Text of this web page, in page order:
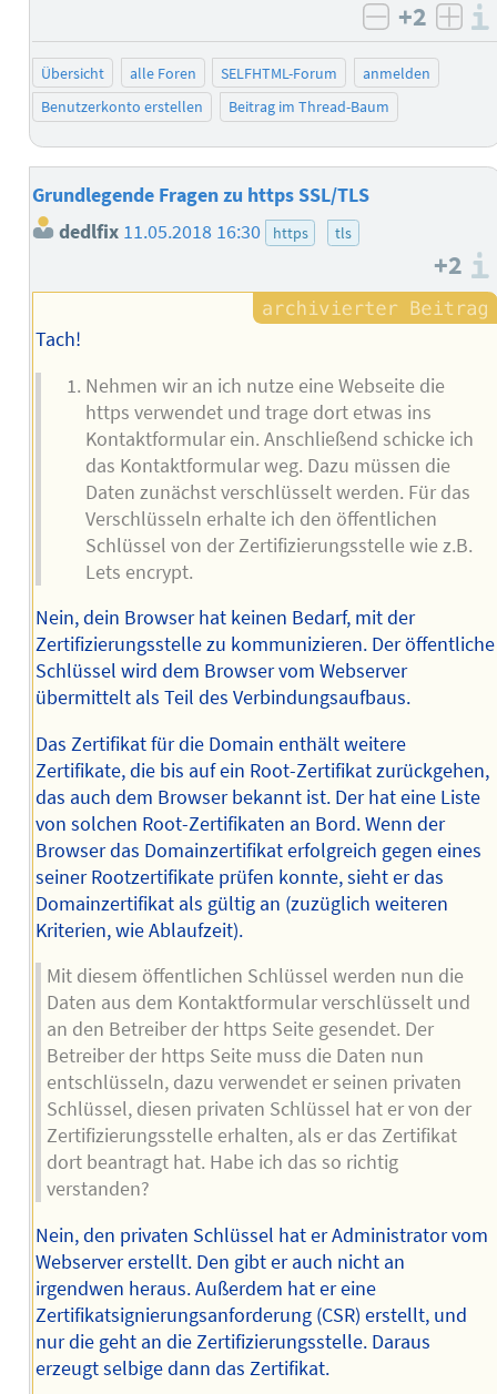
negativ
+2
Übersicht alle Foren SELFHTML-Forum
anmelden
Benutzerkonto erstellen
Beitrag im Thread-Baum
Grundlegende Fragen zu https SSL/TLS
dedlfix 11.05.2018 16:30 https tls
+2
Tach!
Nehmen wir an ich nutze eine Webseite die
https verwendet und trage dort etwas ins
Kontaktformular ein. Anschließend schicke ich
das Kontaktformular weg. Dazu müssen die
Daten zunächst verschlüsselt werden. Für das
Verschlüsseln erhalte ich den öffentlichen
Schlüssel von der Zertifizierungsstelle wie z.B.
Lets encrypt.
Nein, dein Browser hat keinen Bedarf, mit der
Zertifizierungsstelle zu kommunizieren. Der öffentliche
Schlüssel wird dem Browser vom Webserver
übermittelt als Teil des Verbindungsaufbaus.
Das Zertifikat für die Domain enthält weitere
Zertifikate, die bis auf ein Root-Zertifikat zurückgehen,
das auch dem Browser bekannt ist. Der hat eine Liste
von solchen Root-Zertifikaten an Bord. Wenn der
Browser das Domainzertifikat erfolgreich gegen eines
seiner Rootzertifikate prüfen konnte, sieht er das
Domainzertifikat als gültig an (zuzüglich weiteren
Kriterien, wie Ablaufzeit).
Mit diesem öffentlichen Schlüssel werden nun die
Daten aus dem Kontaktformular verschlüsselt und
an den Betreiber der https Seite gesendet. Der
Betreiber der https Seite muss die Daten nun
entschlüsseln, dazu verwendet er seinen privaten
Schlüssel, diesen privaten Schlüssel hat er von der
Zertifizierungsstelle erhalten, als er das Zertifikat
dort beantragt hat. Habe ich das so richtig
verstanden?
Nein, den privaten Schlüssel hat er Administrator vom
Webserver erstellt. Den gibt er auch nicht an
irgendwen heraus. Außerdem hat er eine
Zertifikatsignierungsanforderung (CSR) erstellt, und
nur die geht an die Zertifizierungsstelle. Daraus
erzeugt selbige dann das Zertifikat.